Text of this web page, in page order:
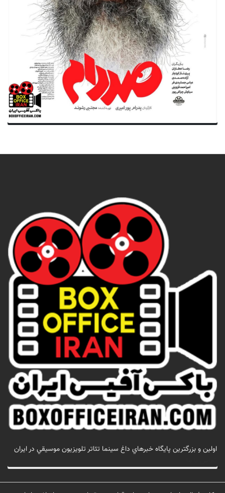
اولين و بزرگترين پايگاه خبرهاي داغ سينما تئاتر تلويزيون موسيقي در ايران